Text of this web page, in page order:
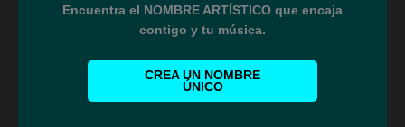
Encuentra el NOMBRE ARTÍSTICO que encaja
contigo y tu música.
CREA UN NOMBRE
ÚNICO